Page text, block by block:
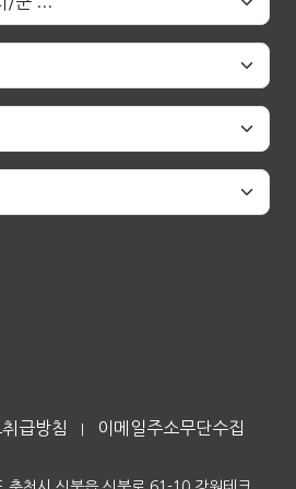
급방침
이메일주소무단수집